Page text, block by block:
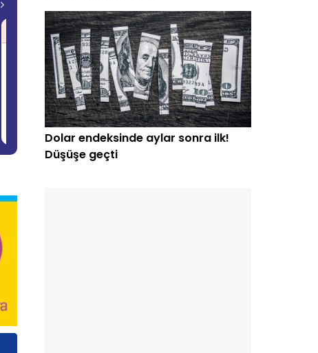
Dolar endeksinde aylar sonra ilk!
Düşüşe geçti